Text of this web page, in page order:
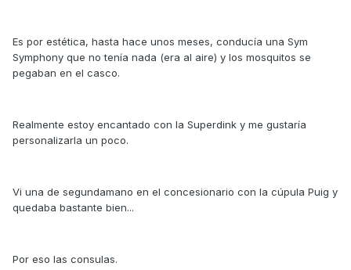
Es por estética, hasta hace unos meses, conducía una Sym
Symphony que no tenía nada (era al aire) y los mosquitos se
pegaban en el casco.
Realmente estoy encantado con la Superdink y me gustaría
personalizarla un poco.
Vi una de segundamano en el concesionario con la cúpula Puig y
quedaba bastante bien...
Por eso las consulas.